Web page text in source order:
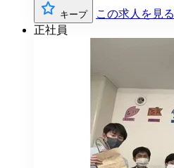
キープ この求人を見る
正社員